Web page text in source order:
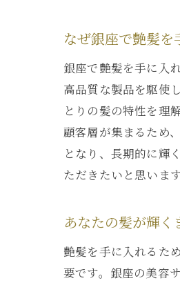
なぜ銀座で艶髪を
銀座で艶髪を手に入
高品質な製品を駆使
とりの髪の特性を理
顧客層が集まるため
となり、長期的に輝
ただきたいと思います
あなたの髪が輝
艶髪を手に入れるた
要です。銀座の美容